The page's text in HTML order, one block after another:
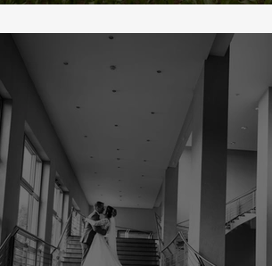
Tag voller Liebe, Lachen